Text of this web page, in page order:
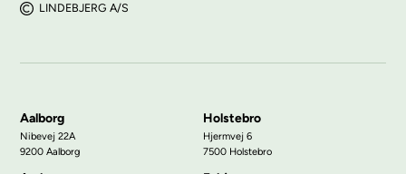
LINDEBJERG A/S
Aalborg
Nibevej 22A
9200 Aalborg
Holstebro
Hjermvej 6
7500 Holstebro